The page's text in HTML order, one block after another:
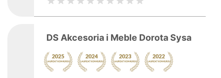
DS Akcesoria i Meble Dorota Sysa